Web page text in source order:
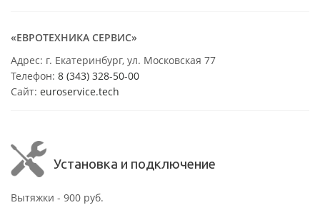
«ЕВРОТЕХНИКА СЕРВИС»
Адрес: г. Екатеринбург, ул. Московская 77
Телефон: 8 (343) 328-50-00
Сайт: euroservice.tech
Установка и подключение
Вытяжки - 900 руб.